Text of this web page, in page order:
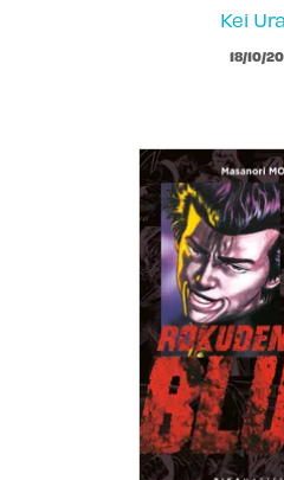
Kei
18/10/